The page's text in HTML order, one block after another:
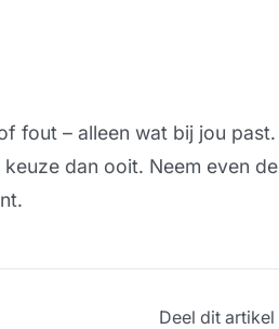
fout – alleen wat bij jou past.
dan ooit. Neem even de
Deel dit artikel